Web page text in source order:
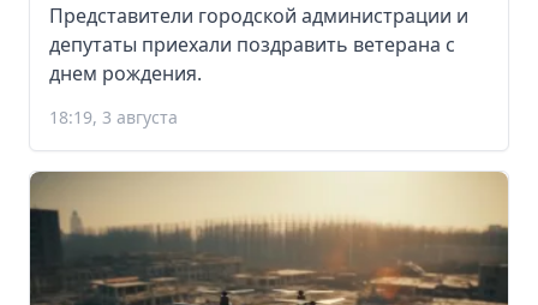
Представители городской администрации и
депутаты приехали поздравить ветерана с
днем рождения.
18:19, 3 августа